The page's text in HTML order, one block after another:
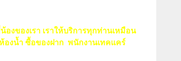
งของเรา เราให้บริการทุกท่านเหมือน
องน้ำ ซื้อของฝาก พนักงานเทคแคร์